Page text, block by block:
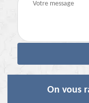
On vous